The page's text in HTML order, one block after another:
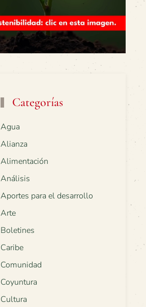
Categorías
Agua
Alianza
Alimentación
Análisis
Aportes para el desarrollo
Arte
Boletines
Caribe
Comunidad
Coyuntura
Cultura